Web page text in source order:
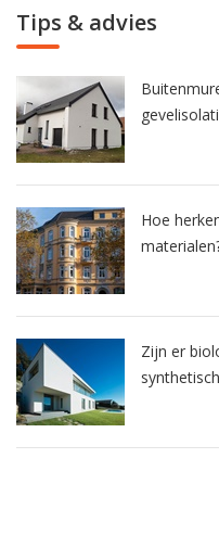
Tips & advies
Hoe
Zijn er